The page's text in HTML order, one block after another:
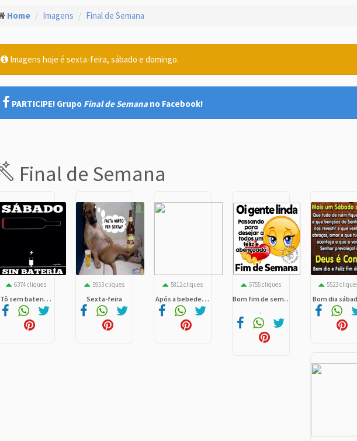
Home Imagens Final de Semana
Imagens hoje é sexta-feira, sábado e domingo.
PARTICIPE! Grupo Final de Semanano Facebook!
Final de Semana
6374 cliques
Tô sem bateri. . .
5953 cliques
Sexta-feira
5812 cliques
Após a bebede. . .
5755 cliques
Bom fim de sem. .
.
5523
Bom dia